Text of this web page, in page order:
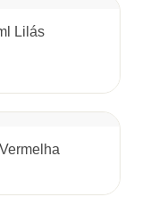
Lilás